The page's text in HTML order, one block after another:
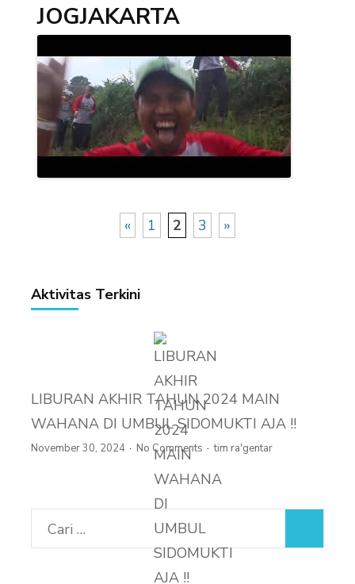
JOGJAKARTA
« 1 2 3 »
Aktivitas Terkini
LIBURAN AKHIR TAHUN 2024 MAIN
WAHANA DI UMBUL SIDOMUKTI AJA !!
November 30, 2024 No Comments tim ra'gentar
Cari
untuk: